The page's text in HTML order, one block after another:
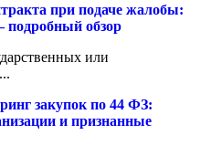
при подаче жалобы:
обзор
или
закупок по 44 ФЗ:
и признанные